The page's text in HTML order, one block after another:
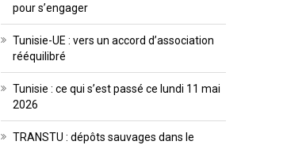
pour s’engager
Tunisie-UE : vers un accord d’association
rééquilibré
Tunisie : ce qui s’est passé ce lundi 11 mai
2026
TRANSTU : dépôts sauvages dans le